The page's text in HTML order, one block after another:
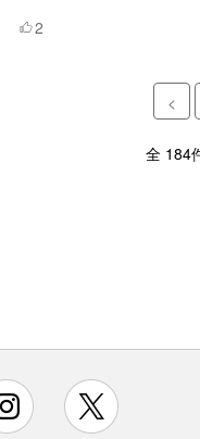
2
<
全 184
instagram